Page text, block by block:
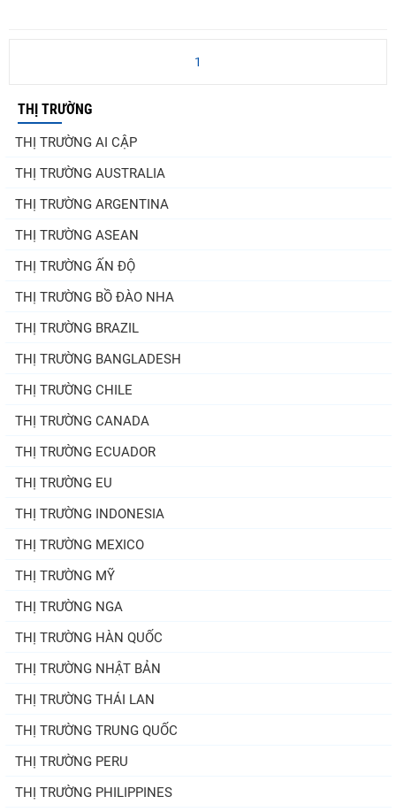
1
THỊ TRƯỜNG
THỊ TRƯỜNG AI CẬP
THỊ TRƯỜNG AUSTRALIA
THỊ TRƯỜNG ARGENTINA
THỊ TRƯỜNG ASEAN
THỊ TRƯỜNG ẤN ĐỘ
THỊ TRƯỜNG BỒ ĐÀO NHA
THỊ TRƯỜNG BRAZIL
THỊ TRƯỜNG BANGLADESH
THỊ TRƯỜNG CHILE
THỊ TRƯỜNG CANADA
THỊ TRƯỜNG ECUADOR
THỊ TRƯỜNG EU
THỊ TRƯỜNG INDONESIA
THỊ TRƯỜNG MEXICO
THỊ TRƯỜNG MỸ
THỊ TRƯỜNG NGA
THỊ TRƯỜNG HÀN QUỐC
THỊ TRƯỜNG NHẬT BẢN
THỊ TRƯỜNG THÁI LAN
THỊ TRƯỜNG TRUNG QUỐC
THỊ TRƯỜNG PERU
THỊ TRƯỜNG PHILIPPINES